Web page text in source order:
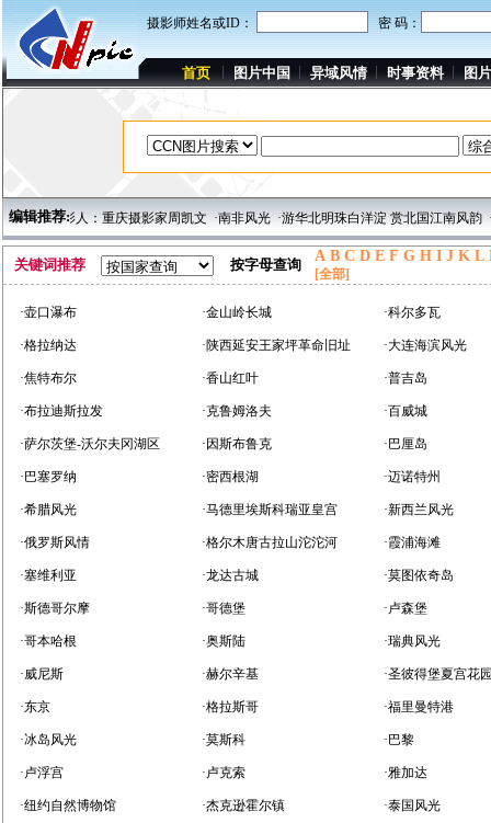
摄影师姓名或ID： 密 码：
首页 图片中国 异域风情 时事资料 图
编辑推荐:
增优秀影人：重庆摄影家周凯文 ·南非风光 ·游华北明珠白洋淀 赏北国江南风韵 ·
关键词推荐 按字母查询
A B C D E F G H I J K L
[全部]
·壶口瀑布 ·金山岭长城 ·科尔多瓦
·格拉纳达 ·陕西延安王家坪革命旧址 ·大连海滨风光
·焦特布尔 ·香山红叶 ·普吉岛
·布拉迪斯拉发 ·克鲁姆洛夫 ·百威城
·萨尔茨堡-沃尔夫冈湖区 ·因斯布鲁克 ·巴厘岛
·巴塞罗纳 ·密西根湖 ·迈诺特州
·希腊风光 ·马德里埃斯科瑞亚皇宫 ·新西兰风光
·俄罗斯风情 ·格尔木唐古拉山沱沱河 ·霞浦海滩
·塞维利亚 ·龙达古城 ·莫图依奇岛
·斯德哥尔摩 ·哥德堡 ·卢森堡
·哥本哈根 ·奥斯陆 ·瑞典风光
·威尼斯 ·赫尔辛基 ·圣彼得堡夏宫花
·东京 ·格拉斯哥 ·福里曼特港
·冰岛风光 ·莫斯科 ·巴黎
·卢浮宫 ·卢克索 ·雅加达
·纽约自然博物馆 ·杰克逊霍尔镇 ·泰国风光